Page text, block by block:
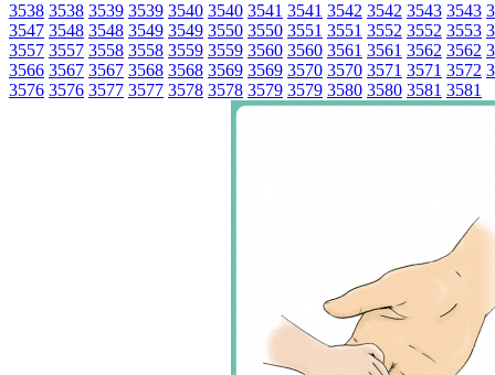
3538 3538 3539 3539 3540 3540 3541 3541 3542 3542 3543 3543
3547 3548 3548 3549 3549 3550 3550 3551 3551 3552 3552 3553
3557 3557 3558 3558 3559 3559 3560 3560 3561 3561 3562 3562
3566 3567 3567 3568 3568 3569 3569 3570 3570 3571 3571 3572
3576 3576 3577 3577 3578 3578 3579 3579 3580 3580 3581 3581